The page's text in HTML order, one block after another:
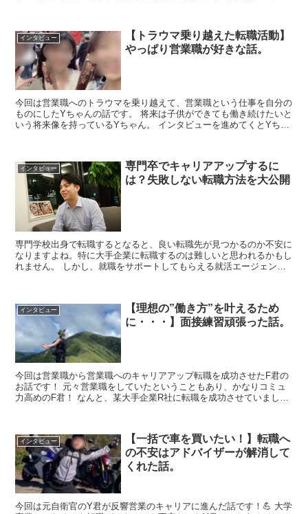
インタビュー
【トラウマ乗り越えた転職活動】
やっぱり営業職が好きな話。
今回は営業職へのトラウマを乗り越えて、営業職という仕事を自分の
ものにしたYちゃんの話です。 将来は子供ができても働き続けたいと
いう将来像を持っているYちゃん。 インタビューを進めてくとYちゃ
インタビュー
専門卒でキャリアアップするに
は？失敗しない転職方法を大公開
専門学校出身で転職するとなると、良い転職先が見つかるのか不安に
なりますよね。特に大手企業に転職するのは難しいと思われるかもし
れません。 しかし、就職をサポートしてもらえる就活エージェント
インタビュー
【理想の”働き方”を叶えるため
に・・・】面接練習頑張った話。
今回は営業職から営業職へのキャリアアップ転職を成功させたF君の
お話です！ 元々営業職をしていたということもあり、かなりコミュ
力高めのF君！ なんと、某大手企業R社に転職を成功させていました
インタビュー
【一括で車を買いたい！】転職へ
の不安はアドバイザーが解消して
くれた話。
今回は元自衛官のY君が反響営業のキャリアに進んだ話です！💪 大学